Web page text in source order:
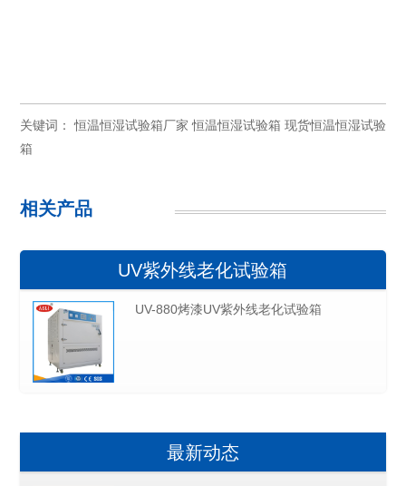
关键词：恒温恒湿试验箱厂家 恒温恒湿试验箱 现货恒温恒湿试验
箱
相关产品
UV紫外线老化试验箱
UV-880烤漆UV紫外线老化试验箱
最新动态